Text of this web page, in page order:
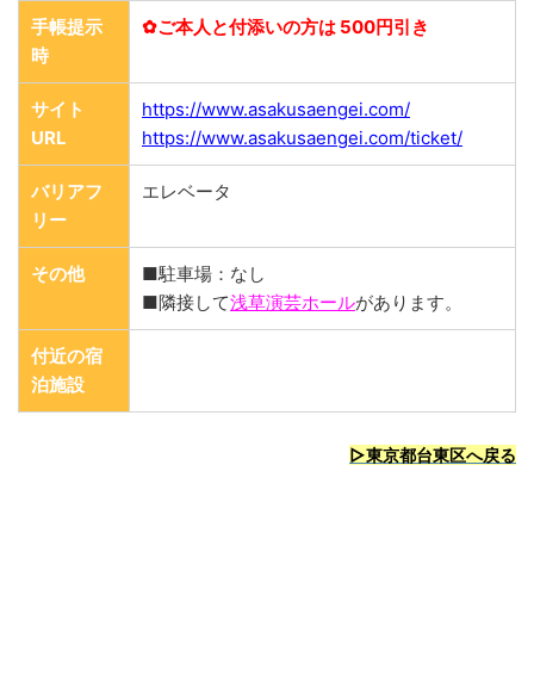
手帳提示
時
✿ご本人と付添いの方は 500円引き
サイト
URL
https://www.asakusaengei.com/
https://www.asakusaengei.com/ticket/
バリアフ
リー
エレベータ
その他
■駐車場：なし
■隣接して浅草演芸ホールがあります。
付近の宿
泊施設
▷東京都台東区へ戻る